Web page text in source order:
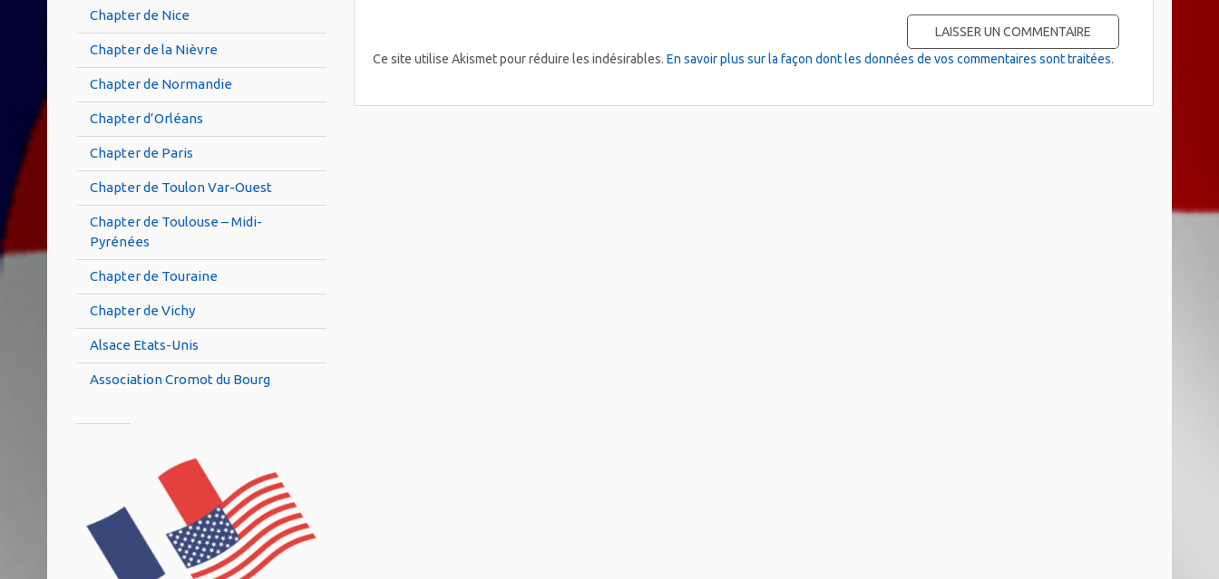
Ce site utilise Akismet pour réduire les indésirables. En savoir plus sur la façon dont les données de vos commentaires sont traitées.
Chapter de Nice
Chapter de la Nièvre
Chapter de Normandie
Chapter d’Orléans
Chapter de Paris
Chapter de Toulon Var-Ouest
Chapter de Toulouse – Midi-
Pyrénées
Chapter de Touraine
Chapter de Vichy
Alsace Etats-Unis
Association Cromot du Bourg